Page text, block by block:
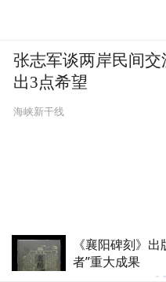
内蒙古自治区体育局原党
吴刚严重违纪违法被开除党
张志军谈两岸民间交
出3点希望
海峡新干线